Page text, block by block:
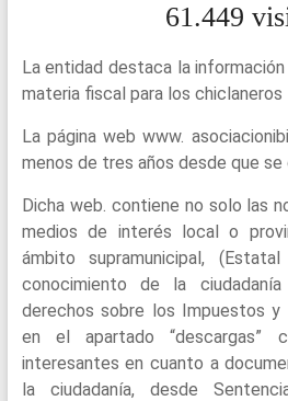
61.449
La entidad destaca la
materia fiscal para los chiclaneros
La página web www.
menos de tres años desde que
Dicha web. contiene no solo las
medios de interés local o
ámbito supramunicipal,
conocimiento de la
derechos sobre los Impuestos y
en el apartado “descargas”
interesantes en cuanto a
la ciudadanía, desde